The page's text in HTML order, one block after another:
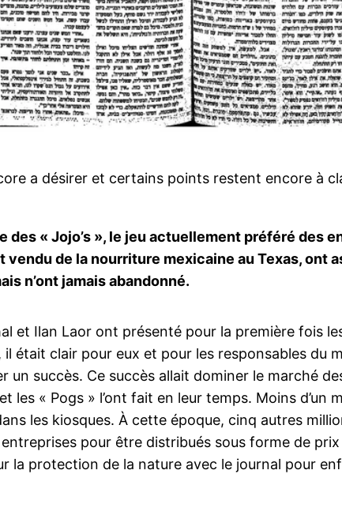
a désirer et certains points restent encore à
des « Jojo’s », le jeu actuellement préféré des
vendu de la nourriture mexicaine au Texas, ont
n’ont jamais abandonné.
et Ilan Laor ont présenté pour la première fois
était clair pour eux et pour les responsables du
un succès. Ce succès allait dominer le marché
les « Pogs » l’ont fait en leur temps. Moins d’un
les kiosques. À cette époque, cinq autres
pour être distribués sous forme de
la protection de la nature avec le journal pour